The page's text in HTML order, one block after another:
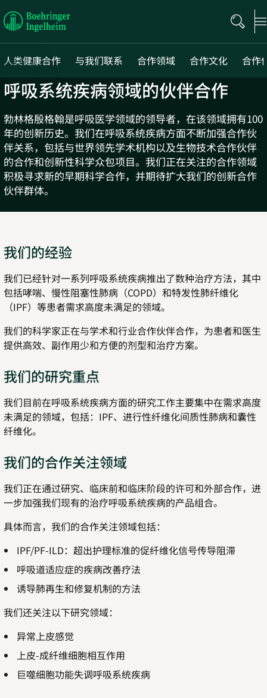
Boehringer
Ingelheim
人类健康合作
与我们联系 合作领域 合作文化 合作
Next
呼吸系统疾病领域的伙伴合作
勃林格殷格翰是呼吸医学领域的领导者，在该领域拥有100
年的创新历史。我们在呼吸系统疾病方面不断加强合作伙
伴关系，包括与世界领先学术机构以及生物技术合作伙伴
的合作和创新性科学众包项目。我们正在关注的合作领域
积极寻求新的早期科学合作，并期待扩大我们的创新合作
伙伴群体。
我们的经验
我们已经针对一系列呼吸系统疾病推出了数种治疗方法，其中
包括哮喘、慢性阻塞性肺病（COPD）和特发性肺纤维化
（IPF）等患者需求高度未满足的领域。
我们的科学家正在与学术和行业合作伙伴合作，为患者和医生
提供高效、副作用少和方便的剂型和治疗方案。
我们的研究重点
我们目前在呼吸系统疾病方面的研究工作主要集中在需求高度
未满足的领域，包括：IPF、进行性纤维化间质性肺病和囊性
纤维化。
我们的合作关注领域
我们正在通过研究、临床前和临床阶段的许可和外部合作，进
一步加强我们现有的治疗呼吸系统疾病的产品组合。
具体而言，我们的合作关注领域包括：
IPF/PF-ILD：超出护理标准的促纤维化信号传导阻滞
呼吸道适应症的疾病改善疗法
诱导肺再生和修复机制的方法
我们还关注以下研究领域：
异常上皮感觉
上皮-成纤维细胞相互作用
巨噬细胞功能失调呼吸系统疾病